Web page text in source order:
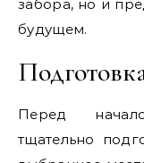
забора, но и
будущем.
Перед
тщательно